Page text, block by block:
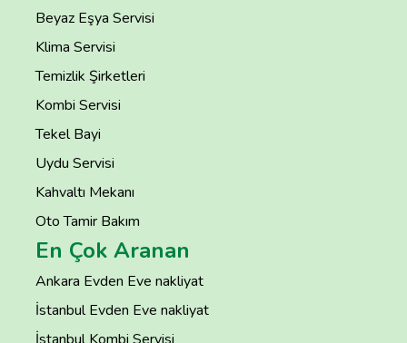
Beyaz Eşya Servisi
Klima Servisi
Temizlik Şirketleri
Kombi Servisi
Tekel Bayi
Uydu Servisi
Kahvaltı Mekanı
Oto Tamir Bakım
En Çok Aranan
Ankara Evden Eve nakliyat
İstanbul Evden Eve nakliyat